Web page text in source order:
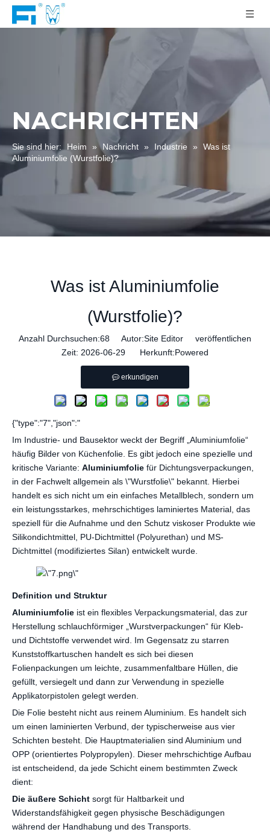
NACHRICHTEN
Sie sind hier: Heim » Nachricht » Industrie »
Was ist
Aluminiumfolie (Wurstfolie)?
Was ist Aluminiumfolie
(Wurstfolie)?
Anzahl Durchsuchen:68 Autor:Site Editor veröffentlichen
Zeit: 2026-06-29 Herkunft:Powered
erkundigen
{"type":"7","json":"
Im Industrie- und Bausektor weckt der Begriff „Aluminiumfolie“
häufig Bilder von Küchenfolie. Es gibt jedoch eine spezielle und
kritische Variante: Aluminiumfolie für Dichtungsverpackungen,
in der Fachwelt allgemein als \"Wurstfolie\" bekannt. Hierbei
handelt es sich nicht um ein einfaches Metallblech, sondern um
ein leistungsstarkes, mehrschichtiges laminiertes Material, das
speziell für die Aufnahme und den Schutz viskoser Produkte wie
Silikondichtmittel, PU-Dichtmittel (Polyurethan) und MS-
Dichtmittel (modifiziertes Silan) entwickelt wurde.
Definition und Struktur
Aluminiumfolie ist ein flexibles Verpackungsmaterial, das zur
Herstellung schlauchförmiger „Wurstverpackungen“ für Kleb-
und Dichtstoffe verwendet wird. Im Gegensatz zu starren
Kunststoffkartuschen handelt es sich bei diesen
Folienpackungen um leichte, zusammenfaltbare Hüllen, die
gefüllt, versiegelt und dann zur Verwendung in spezielle
Applikatorpistolen gelegt werden.
Die Folie besteht nicht aus reinem Aluminium. Es handelt sich
um einen laminierten Verbund, der typischerweise aus vier
Schichten besteht. Die Hauptmaterialien sind Aluminium und
OPP (orientiertes Polypropylen). Dieser mehrschichtige Aufbau
ist entscheidend, da jede Schicht einem bestimmten Zweck
dient:
Die äußere Schicht sorgt für Haltbarkeit und
Widerstandsfähigkeit gegen physische Beschädigungen
während der Handhabung und des Transports.